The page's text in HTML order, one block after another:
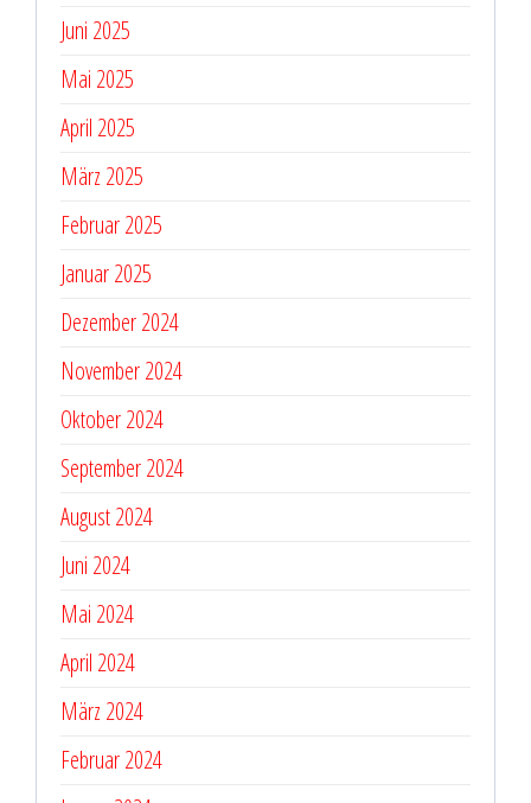
Juni 2025
Mai 2025
April 2025
März 2025
Februar 2025
Januar 2025
Dezember 2024
November 2024
Oktober 2024
September 2024
August 2024
Juni 2024
Mai 2024
April 2024
März 2024
Februar 2024